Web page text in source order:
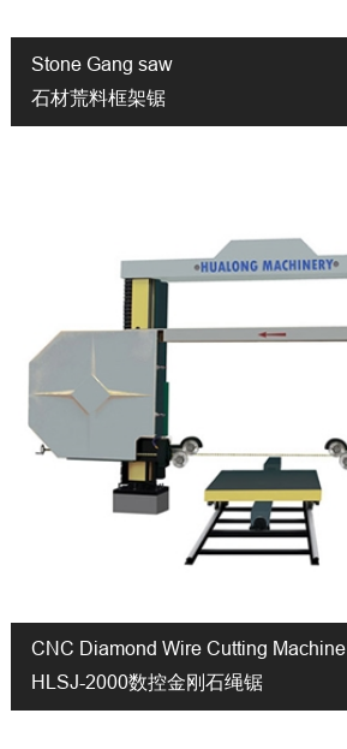
Stone Gang saw
石材荒料框架锯
CNC Diamond Wire Cutting Machine
HLSJ-2000数控金刚石绳锯